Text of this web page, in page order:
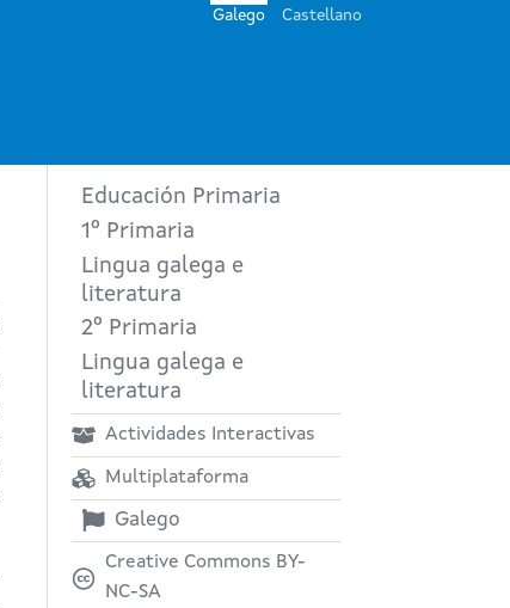
Galego Castellano
Educación Primaria
1º Primaria
Lingua galega e
literatura
2º Primaria
Lingua galega e
literatura
Actividades Interactivas
Multiplataforma
Galego
Creative Commons BY-
NC-SA